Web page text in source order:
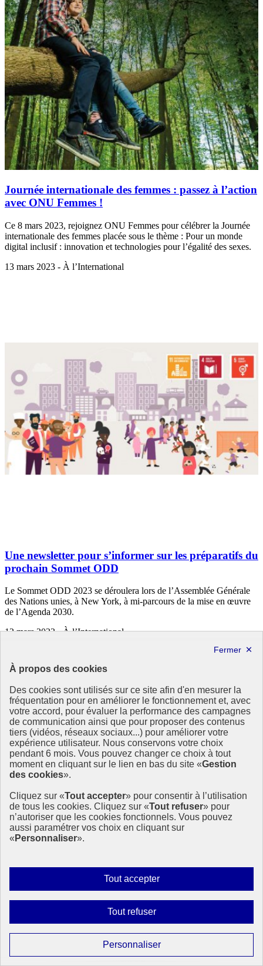
À propos des cookies
Des cookies sont utilisés sur ce site afin d'en mesurer la
fréquentation pour en améliorer le fonctionnement et, avec
votre accord, pour évaluer la performance des campagnes
de communication ainsi que pour proposer des contenus
tiers (vidéos, réseaux sociaux...) pour améliorer votre
expérience utilisateur. Nous conservons votre choix
pendant 6 mois. Vous pouvez changer ce choix à tout
moment en cliquant sur le lien en bas du site «Gestion
des cookies».
Cliquez sur «Tout accepter» pour consentir à l’utilisation
de tous les cookies. Cliquez sur «Tout refuser» pour
n’autoriser que les cookies fonctionnels. Vous pouvez
aussi paramétrer vos choix en cliquant sur
« Personnaliser».
Tout accepterAutoriser
tous
Tout refuserInterdire
tous
PersonnaliserParamétrer
les
Journée internationale des femmes : passez à l’action
avec ONU Femmes !
Ce 8 mars 2023, rejoignez ONU Femmes pour célébrer la Journée
internationale des femmes placée sous le thème : Pour un monde
digital inclusif : innovation et technologies pour l’égalité des sexes.
13 mars 2023 - À l’International
Une newsletter pour s’informer sur les préparatifs du
prochain Sommet ODD
Le Sommet ODD 2023 se déroulera lors de l’Assemblée Générale
des Nations unies, à New York, à mi-parcours de la mise en œuvre
de l’Agenda 2030.
12 mars 2023 - À l’International